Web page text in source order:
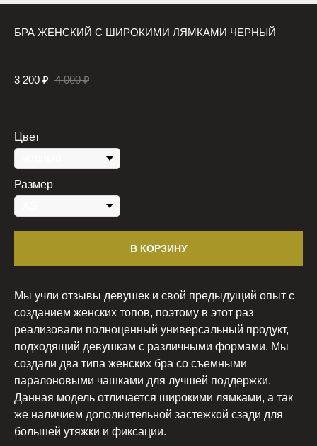
БРА ЖЕНСКИЙ С ШИРОКИМИ ЛЯМКАМИ ЧЕРНЫЙ
3 200 ₽ 4 000 ₽
Цвет
Размер
В КОРЗИНУ
Мы учли отзывы девушек и свой предыдущий опыт с
созданием женских топов, поэтому в этот раз
реализовали полноценный универсальный продукт,
подходящий девушкам с различными формами. Мы
создали два типа женских бра со съемными
паралоновыми чашками для лучшей поддержки.
Данная модель отличается широкими лямками, а так
же наличием дополнительной застежкой сзади для
большей утяжки и фиксации.